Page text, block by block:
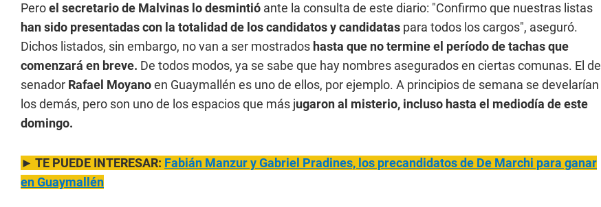
Peroel secretario de Malvinas lo desmintió ante la consulta de este diario: "Confirmo que nuestras listas
han sido presentadas con la totalidad de los candidatos y candidatas para todos los cargos", aseguró.
Dichos listados, sin embargo, no van a ser mostrados hasta que no termine el período de tachas que
comenzará en breve. De todos modos, ya se sabe que hay nombres asegurados en ciertas comunas. El del
senador Rafael Moyanoen Guaymallén es uno de ellos, por ejemplo. A principios de semana se develarían
los demás, pero son uno de los espacios que más jugaron al misterio, incluso hasta el mediodía de este
domingo.
► TE PUEDE INTERESAR: Fabián Manzur y Gabriel Pradines, los precandidatos de De Marchi para ganar
en Guaymallén